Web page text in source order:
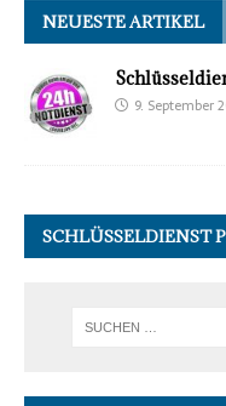
NEUESTE ARTIKEL
9. September
SCHLÜSSELDIENST